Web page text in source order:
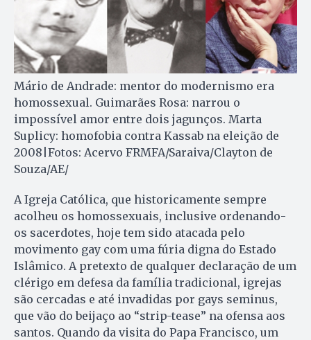
Mário de Andrade: mentor do modernismo era
homossexual. Guimarães Rosa: narrou o
impossível amor entre dois jagunços. Marta
Suplicy: homofobia contra Kassab na eleição de
2008|Fotos: Acervo FRMFA/Saraiva/Clayton de
Souza/AE/
A Igreja Católica, que historicamente sempre
acolheu os homossexuais, inclusive ordenando-
os sacerdotes, hoje tem sido atacada pelo
movimento gay com uma fúria digna do Estado
Islâmico. A pretexto de qualquer declaração de um
clérigo em defesa da família tradicional, igrejas
são cercadas e até invadidas por gays seminus,
que vão do beijaço ao “strip-tease” na ofensa aos
santos. Quando da visita do Papa Francisco, um